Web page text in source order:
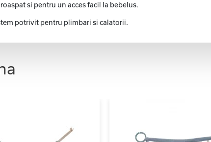
si pentru un acces facil la bebelus.
potrivit pentru plimbari si calatorii.